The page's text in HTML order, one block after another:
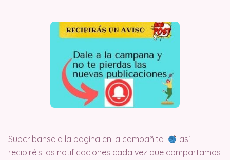
Subcribanse a la pagina en la campañita
así
recibiréis las notificaciones cada vez que compartamos